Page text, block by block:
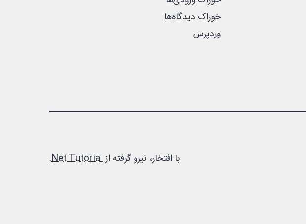
خوراک دیدگاه‌ها
وردپرس
با افتخار، نیرو گرفته ازNet Tutorial
.